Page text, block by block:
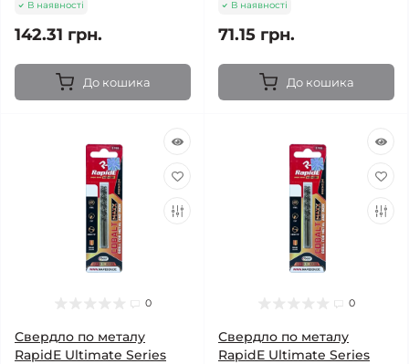
В наявності
142.31 грн.
До кошика
В наявності
71.15 грн.
До кошика
0
Свердло по металу
RapidE Ultimate Series
0
Свердло по металу
RapidE Ultimate Series